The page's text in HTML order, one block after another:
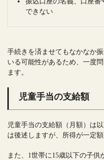
できない
手続きを済ませてもなかなか
いる可能性があるため、一度
ます。
児童手当の支給額
児童手当の支給額（月額）は
は後述しますが、所得が一定
また、1世帯に15歳以下の子